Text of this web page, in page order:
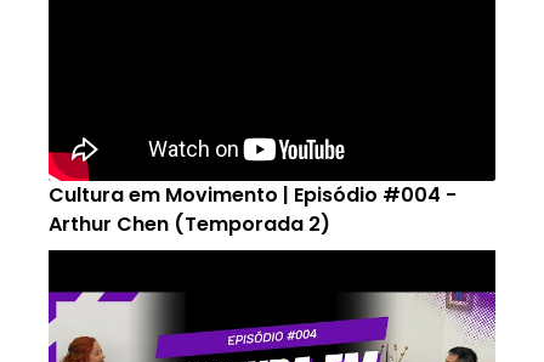
Cultura em Movimento | Episódio #004 -
Arthur Chen (Temporada 2)